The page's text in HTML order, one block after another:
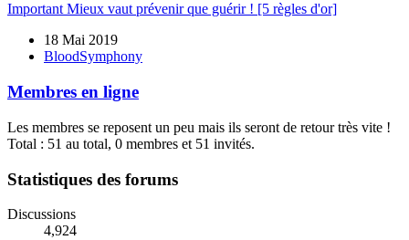
Important Mieux vaut prévenir que guérir ! [5 règles d'or]
18 Mai 2019
BloodSymphony
Membres en ligne
Les membres se reposent un peu mais ils seront de retour très vite !
Total : 51 au total, 0 membres et 51 invités.
Statistiques des forums
Discussions
4,924